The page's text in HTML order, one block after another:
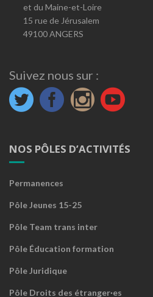
et du Maine-et-Loire
15 rue de Jérusalem
49100 ANGERS
Suivez nous sur :
NOS PÔLES D’ACTIVITÉS
Permanences
Pôle Jeunes 15-25
Pôle Team trans inter
Pôle Éducation formation
Pôle Juridique
Pôle Droits des étranger·es